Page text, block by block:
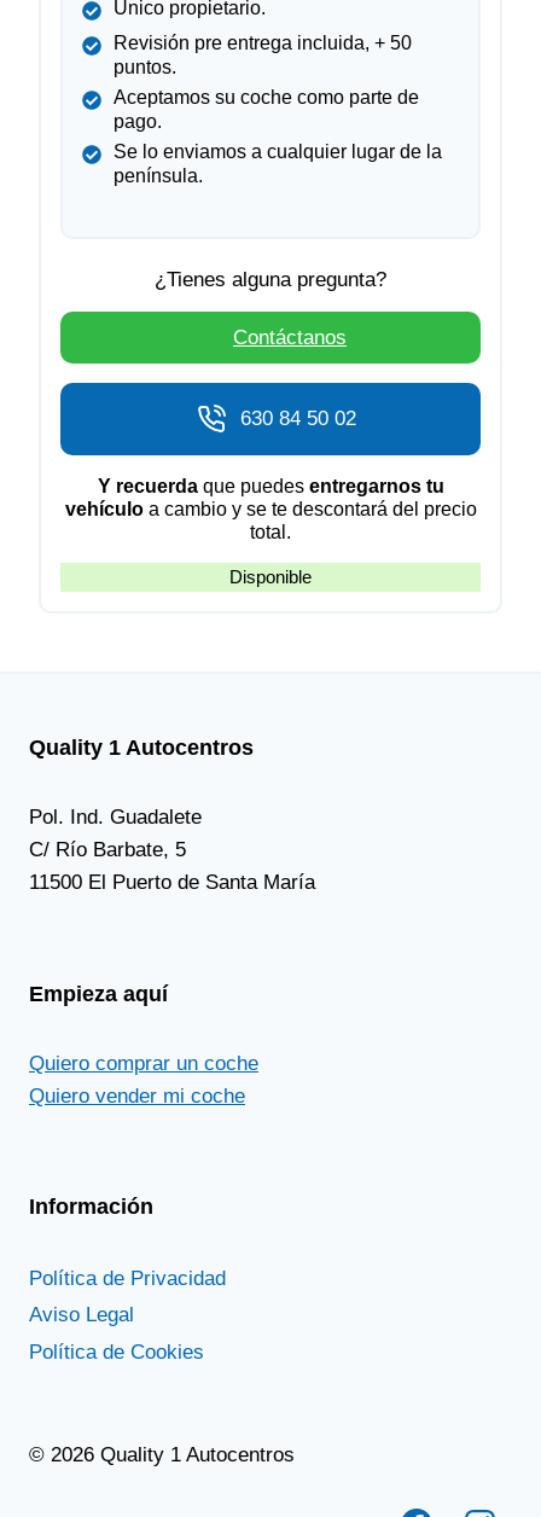
Único propietario.
Revisión pre entrega incluida, + 50
puntos.
Aceptamos su coche como parte de
pago.
Se lo enviamos a cualquier lugar de la
península.
¿Tienes alguna pregunta?
Contáctanos
630 84 50 02
Y recuerdaque puedes entregarnos tu
vehículoa cambio y se te descontará del precio
total.
Disponible
Quality 1 Autocentros
Pol. Ind. Guadalete
C/ Río Barbate, 5
11500 El Puerto de Santa María
Empieza aquí
Quiero comprar un coche
Quiero vender mi coche
Información
Política de Privacidad
Aviso Legal
Política de Cookies
© 2026 Quality 1 Autocentros